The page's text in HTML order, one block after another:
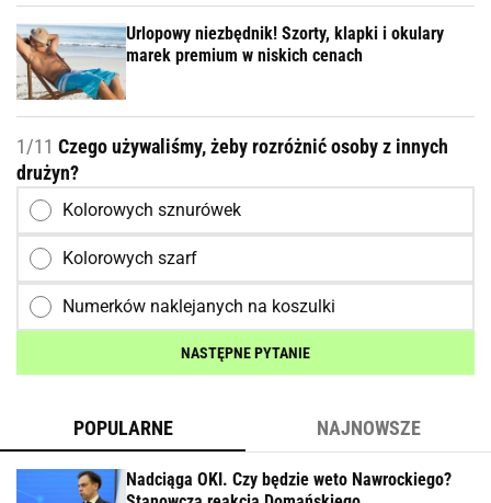
Urlopowy niezbędnik! Szorty, klapki i okulary
marek premium w niskich cenach
1/11 Czego używaliśmy, żeby rozróżnić osoby z innych
drużyn?
Kolorowych sznurówek
Kolorowych szarf
Numerków naklejanych na koszulki
NASTĘPNE PYTANIE
POPULARNE NAJNOWSZE
Nadciąga OKI. Czy będzie weto Nawrockiego?